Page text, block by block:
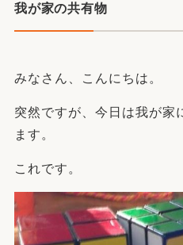
我が家の共有物
みなさん、こんにちは。
突然ですが、今日は我が家
ます。
これです。